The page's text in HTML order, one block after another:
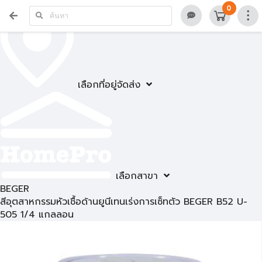
เลือกที่อยู่จัดส่ง
เลือกสาขา
0
BEGER
สีอุตสาหกรรมหัวเชื้อด้านยูนีเทนเร่งการเซ็ทตัว BEGER B52 U-
505 1/4 แกลลอน